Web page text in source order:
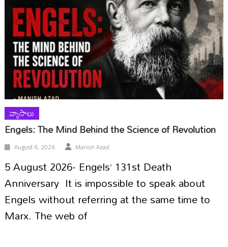
వ్యాసాలు
Engels: The Mind Behind the Science of Revolution
August 6, 2026 Manish Azad
5 August 2026- Engels’ 131st Death
Anniversary It is impossible to speak about
Engels without referring at the same time to
Marx. The web of